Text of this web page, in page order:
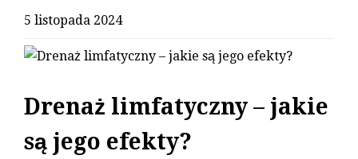
5 listopada 2024
Drenaż limfatyczny – jakie
są jego efekty?